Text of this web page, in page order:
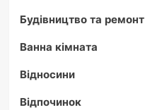
Будівництво та ремонт
Ванна кімната
Відносини
Відпочинок